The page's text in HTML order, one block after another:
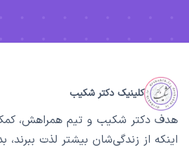
کلینیک دکتر شکیب
هدف دکتر شکیب و تیم همراهش،
اینکه از زندگی‌شان بیشتر لذت ببرند،